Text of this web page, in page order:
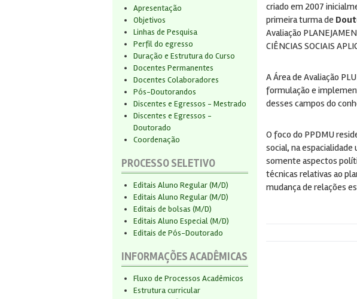
Apresentação
Objetivos
Linhas de Pesquisa
Perfil do egresso
Duração e Estrutura do Curso
Docentes Permanentes
Docentes Colaboradores
Pós-Doutorandos
Discentes e Egressos - Mestrado
Discentes e Egressos -
Doutorado
Coordenação
PROCESSO SELETIVO
Editais Aluno Regular (M/D)
Editais Aluno Regular (M/D)
Editais de bolsas (M/D)
Editais Aluno Especial (M/D)
Editais de Pós-Doutorado
INFORMAÇÕES ACADÊMICAS
Fluxo de Processos Acadêmicos
Estrutura curricular
criado em 2007
primeira turma de
Avaliação
CIÊNCIAS SOCIAIS
A Área de Avaliação
formulação e
desses campos do
O foco do PPDMU
social, na
somente aspectos
técnicas relativas ao
mudança de relações